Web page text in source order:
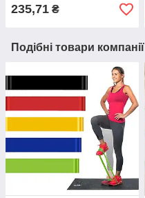
235,71 ₴
Подібні товари компанії